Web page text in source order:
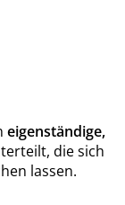
eigenständige,
die sich
lassen.